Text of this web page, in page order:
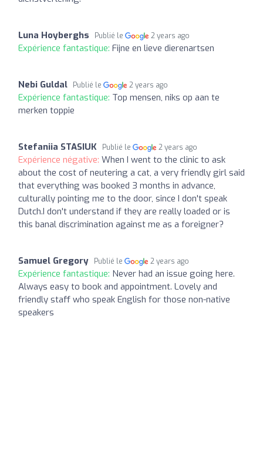
Luna Hoyberghs Publié le 2 years ago
Expérience fantastique: Fijne en lieve dierenartsen
Nebi Guldal Publié le 2 years ago
Expérience fantastique: Top mensen, niks op aan te
merken toppie
Stefaniia STASIUK Publié le 2 years ago
Expérience négative: When I went to the clinic to ask
about the cost of neutering a cat, a very friendly girl said
that everything was booked 3 months in advance,
culturally pointing me to the door, since I don't speak
Dutch.I don't understand if they are really loaded or is
this banal discrimination against me as a foreigner?
Samuel Gregory Publié le 2 years ago
Expérience fantastique: Never had an issue going here.
Always easy to book and appointment. Lovely and
friendly staff who speak English for those non-native
speakers